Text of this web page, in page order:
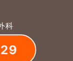
科